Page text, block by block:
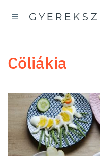
cöliákia